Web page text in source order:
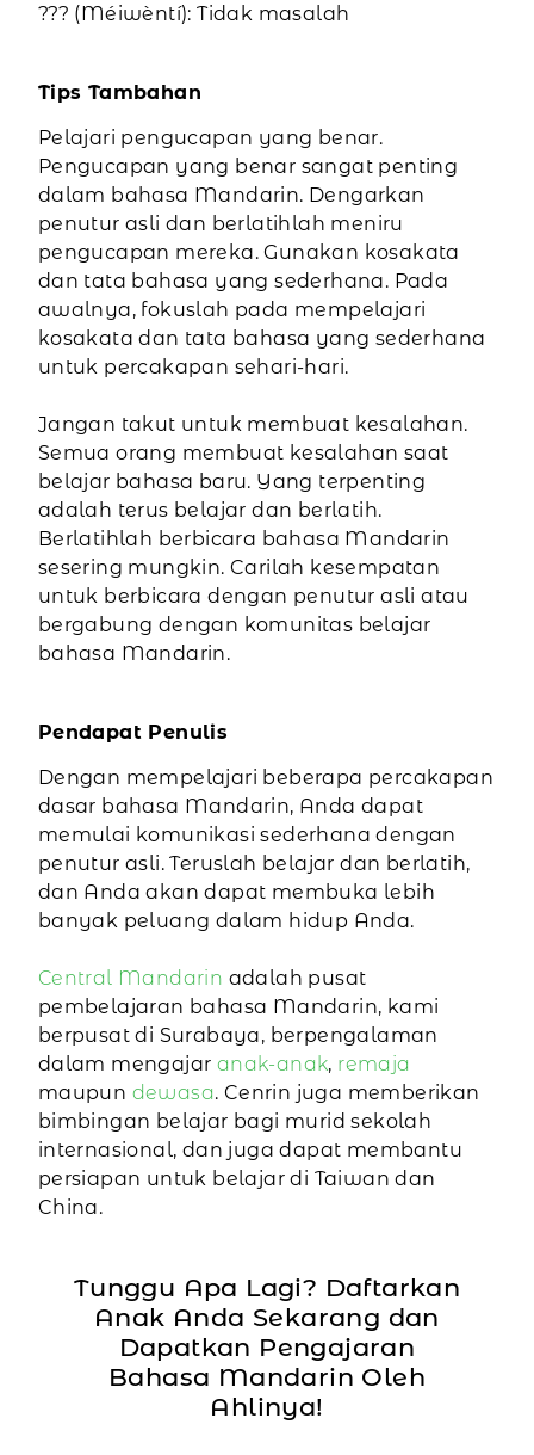
??? (Méiwèntí): Tidak masalah
Tips Tambahan
Pelajari pengucapan yang benar.
Pengucapan yang benar sangat penting
dalam bahasa Mandarin. Dengarkan
penutur asli dan berlatihlah meniru
pengucapan mereka. Gunakan kosakata
dan tata bahasa yang sederhana. Pada
awalnya, fokuslah pada mempelajari
kosakata dan tata bahasa yang sederhana
untuk percakapan sehari-hari.
Jangan takut untuk membuat kesalahan.
Semua orang membuat kesalahan saat
belajar bahasa baru. Yang terpenting
adalah terus belajar dan berlatih.
Berlatihlah berbicara bahasa Mandarin
sesering mungkin. Carilah kesempatan
untuk berbicara dengan penutur asli atau
bergabung dengan komunitas belajar
bahasa Mandarin.
Pendapat Penulis
Dengan mempelajari beberapa percakapan
dasar bahasa Mandarin, Anda dapat
memulai komunikasi sederhana dengan
penutur asli. Teruslah belajar dan berlatih,
dan Anda akan dapat membuka lebih
banyak peluang dalam hidup Anda.
Central Mandarin adalah pusat
pembelajaran bahasa Mandarin, kami
berpusat di Surabaya, berpengalaman
dalam mengajar anak-anak, remaja
maupun dewasa. Cenrin juga memberikan
bimbingan belajar bagi murid sekolah
internasional, dan juga dapat membantu
persiapan untuk belajar di Taiwan dan
China.
Tunggu Apa Lagi? Daftarkan
Anak Anda Sekarang dan
Dapatkan Pengajaran
Bahasa Mandarin Oleh
Ahlinya!